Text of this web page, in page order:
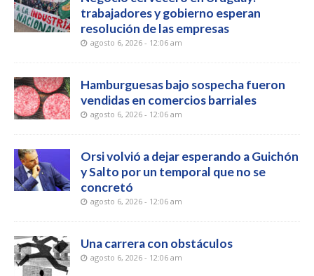
trabajadores y gobierno esperan
resolución de las empresas
agosto 6, 2026 - 12:06 am
Hamburguesas bajo sospecha fueron
vendidas en comercios barriales
agosto 6, 2026 - 12:06 am
Orsi volvió a dejar esperando a Guichón
y Salto por un temporal que no se
concretó
agosto 6, 2026 - 12:06 am
Una carrera con obstáculos
agosto 6, 2026 - 12:06 am